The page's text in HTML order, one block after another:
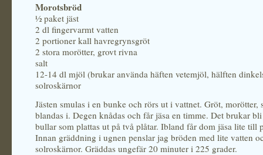
Morotsbröd
½ paket jäst
2 dl fingervarmt vatten
2 portioner kall havregrynsgröt
2 stora morötter, grovt rivna
salt
12-14 dl mjöl (brukar använda häften vetemjöl, hälften
solroskärnor
Jästen smulas i en bunke och rörs ut i vattnet. Gröt, morötter,
blandas i. Degen knådas och får jäsa en timme. Det brukar
bullar som plattas ut på två plåtar. Ibland får dom jäsa lite till
Innan gräddning i ugnen penslar jag bröden med lite vatten
solroskärnor. Gräddas ungefär 20 minuter i 225 grader.